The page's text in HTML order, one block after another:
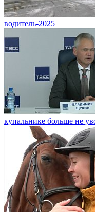
водитель-2025
купальнике больше не